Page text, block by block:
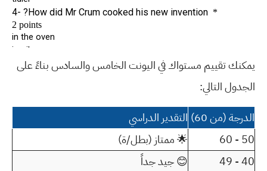
يمكنك تقييم مستواك في اليونت الخامس والسادس بناءً على
الجدول التالي:
الدرجة (من 60)
التقدير الدراسي
50 - 60
🌟 ممتاز (بطل/ة)
40 - 49
😊 جيد جداً